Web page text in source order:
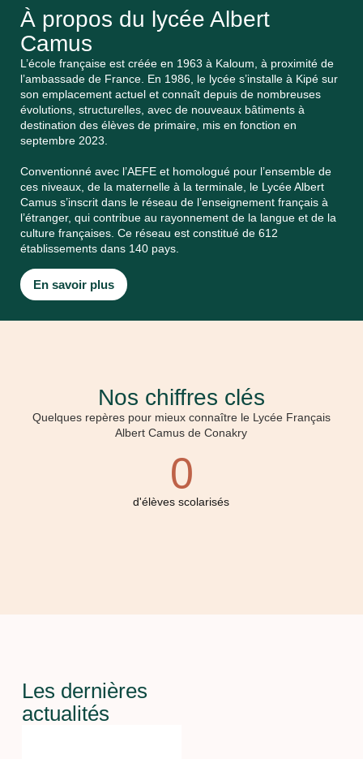
À propos du lycée Albert
Camus
L’école française est créée en 1963 à Kaloum, à proximité de
l’ambassade de France. En 1986, le lycée s’installe à Kipé sur
son emplacement actuel et connaît depuis de nombreuses
évolutions, structurelles, avec de nouveaux bâtiments à
destination des élèves de primaire, mis en fonction en
septembre 2023.
Conventionné avec l’AEFE et homologué pour l’ensemble de
ces niveaux, de la maternelle à la terminale, le Lycée Albert
Camus s’inscrit dans le réseau de l’enseignement français à
l’étranger, qui contribue au rayonnement de la langue et de la
culture françaises. Ce réseau est constitué de 612
établissements dans 140 pays.
En savoir plus
Nos chiffres clés
Quelques repères pour mieux connaître le Lycée Français
Albert Camus de Conakry
d'élèves scolarisés
0
Les dernières
actualités